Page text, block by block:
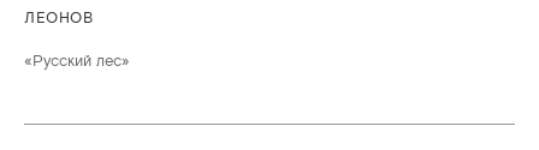
ЛЕОНОВ
«Русский лес»